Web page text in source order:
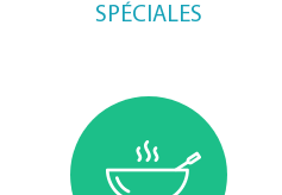
SPÉCIALES